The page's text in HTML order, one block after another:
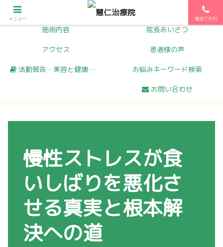
施術内容 院長あいさつ
アクセス 患者様の声
活動報告・美容と健康コラム お悩みキーワード検索
お問い合わせ
慢性ストレスが食
いしばりを悪化さ
せる真実と根本解
決への道
メニュー 電話で予約